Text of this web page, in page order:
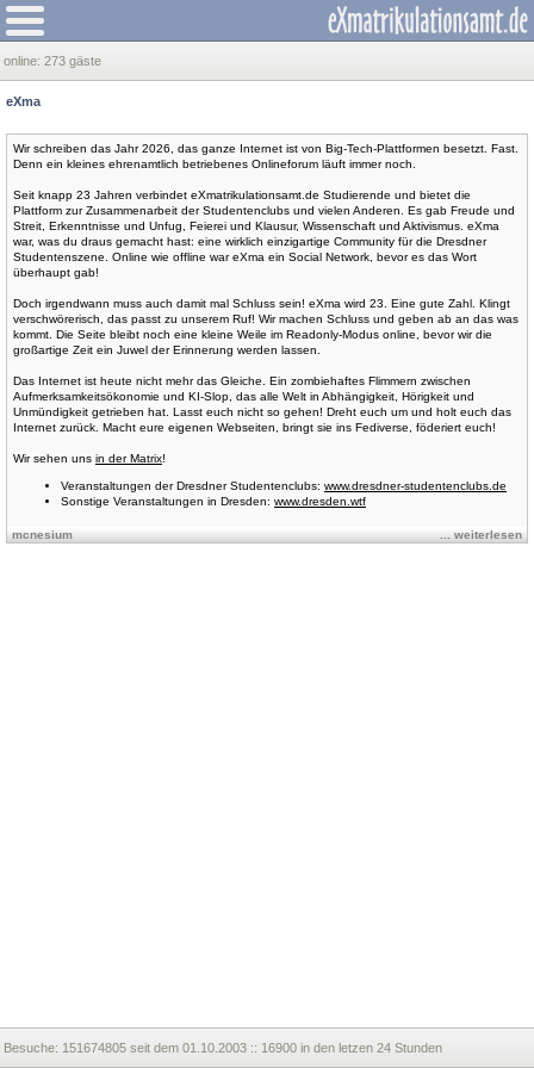
online: 273 gäste
eXma
Wir schreiben das Jahr 2026, das ganze Internet ist von Big-Tech-Plattformen besetzt. Fast.
Denn ein kleines ehrenamtlich betriebenes Onlineforum läuft immer noch.
Seit knapp 23 Jahren verbindet eXmatrikulationsamt.de Studierende und bietet die
Plattform zur Zusammenarbeit der Studentenclubs und vielen Anderen. Es gab Freude und
Streit, Erkenntnisse und Unfug, Feierei und Klausur, Wissenschaft und Aktivismus. eXma
war, was du draus gemacht hast: eine wirklich einzigartige Community für die Dresdner
Studentenszene. Online wie offline war eXma ein Social Network, bevor es das Wort
überhaupt gab!
Doch irgendwann muss auch damit mal Schluss sein! eXma wird 23. Eine gute Zahl. Klingt
verschwörerisch, das passt zu unserem Ruf! Wir machen Schluss und geben ab an das was
kommt. Die Seite bleibt noch eine kleine Weile im Readonly-Modus online, bevor wir die
großartige Zeit ein Juwel der Erinnerung werden lassen.
Das Internet ist heute nicht mehr das Gleiche. Ein zombiehaftes Flimmern zwischen
Aufmerksamkeitsökonomie und KI-Slop, das alle Welt in Abhängigkeit, Hörigkeit und
Unmündigkeit getrieben hat. Lasst euch nicht so gehen! Dreht euch um und holt euch das
Internet zurück. Macht eure eigenen Webseiten, bringt sie ins Fediverse, föderiert euch!
Wir sehen uns in der Matrix!
Veranstaltungen der Dresdner Studentenclubs: www.dresdner-studentenclubs.de
Sonstige Veranstaltungen in Dresden: www.dresden.wtf
mcnesium ... weiterlesen
Besuche: 151674805 seit dem 01.10.2003 :: 16900 in den letzen 24 Stunden